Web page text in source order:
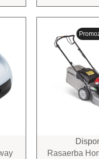
Rasaerba